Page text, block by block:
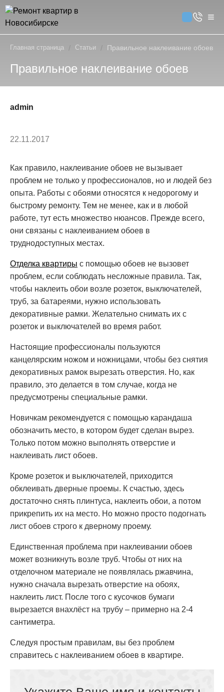
Главная страница / Статьи / Правильное наклеивание обоев
Правильное наклеивание обоев
admin
22.11.2017
Как правило, наклеивание обоев не вызывает
проблем не только у профессионалов, но и людей без
опыта. Работы с обоями относятся к недорогому и
быстрому ремонту. Тем не менее, как и в любой
работе, тут есть множество нюансов. Прежде всего,
они связаны с наклеиванием обоев в
труднодоступных местах.
Отделка квартиры с помощью обоев не вызовет
проблем, если соблюдать несложные правила. Так,
чтобы наклеить обои возле розеток, выключателей,
труб, за батареями, нужно использовать
декоративные рамки. Желательно снимать их с
розеток и выключателей во время работ.
Настоящие профессионалы пользуются
канцелярским ножом и ножницами, чтобы без снятия
декоративных рамок вырезать отверстия. Но, как
правило, это делается в том случае, когда не
предусмотрены специальные рамки.
Новичкам рекомендуется с помощью карандаша
обозначить место, в котором будет сделан вырез.
Только потом можно выполнять отверстие и
наклеивать лист обоев.
Кроме розеток и выключателей, приходится
обклеивать дверные проемы. К счастью, здесь
достаточно снять плинтуса, наклеить обои, а потом
прикрепить их на место. Но можно просто подогнать
лист обоев строго к дверному проему.
Единственная проблема при наклеивании обоев
может возникнуть возле труб. Чтобы от них на
отделочном материале не появлялась ржавчина,
нужно сначала вырезать отверстие на обоях,
наклеить лист. После того с кусочков бумаги
вырезается внахлёст на трубу – примерно на 2-4
сантиметра.
Следуя простым правилам, вы без проблем
справитесь с наклеиванием обоев в квартире.